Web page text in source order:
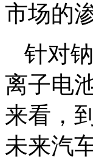
市场的
针对
离子电
来看，
未来汽